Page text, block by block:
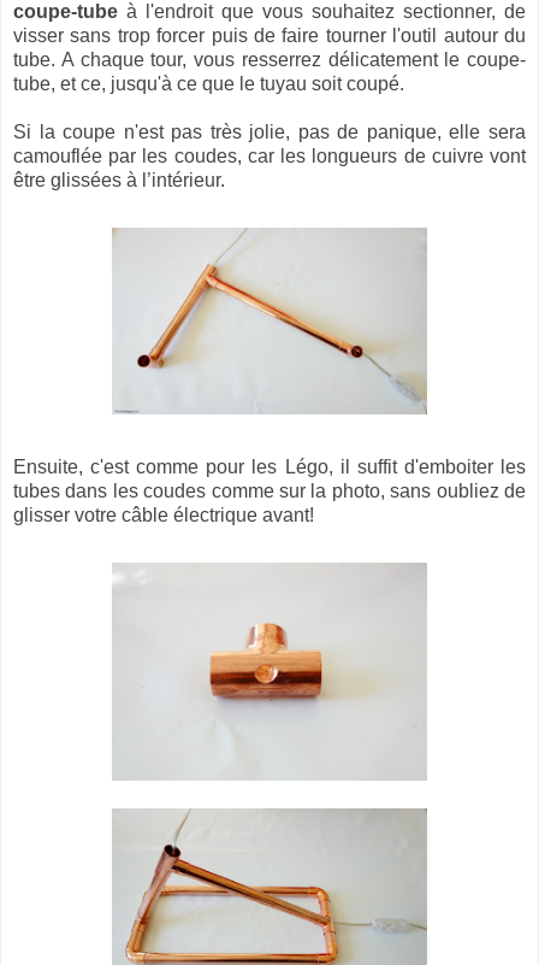
coupe-tube à l'endroit que vous souhaitez sectionner, de
visser sans trop forcer puis de faire tourner l'outil autour du
tube. A chaque tour, vous resserrez délicatement le coupe-
tube, et ce, jusqu'à ce que le tuyau soit coupé.
Si la coupe n'est pas très jolie, pas de panique, elle sera
camouflée par les coudes, car les longueurs de cuivre vont
être glissées à l’intérieur.
Ensuite, c'est comme pour les Légo, il suffit d'emboiter les
tubes dans les coudes comme sur la photo, sans oubliez de
glisser votre câble électrique avant!